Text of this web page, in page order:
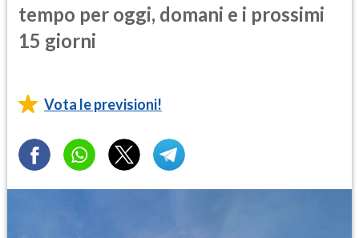
tempo per oggi, domani e i prossimi
15 giorni
Vota le previsioni!